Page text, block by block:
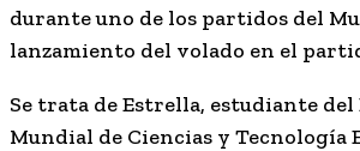
durante uno de los partidos del
lanzamiento del volado en el
Se trata de Estrella, estudiante
Mundial de Ciencias y Tecnología